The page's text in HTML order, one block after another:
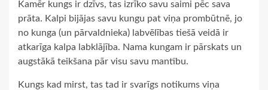
Kamēr kungs ir dzīvs, tas izrīko savu saimi pēc sava
prāta. Kalpi bijājas savu kungu pat viņa prombūtnē, jo
no kunga (un pārvaldnieka) labvēlības tiešā veidā ir
atkarīga kalpa labklājība. Nama kungam ir pārskats un
augstākā teikšana pār visu savu mantību.
Kungs kad mirst, tas tad ir svarīgs notikums viņa